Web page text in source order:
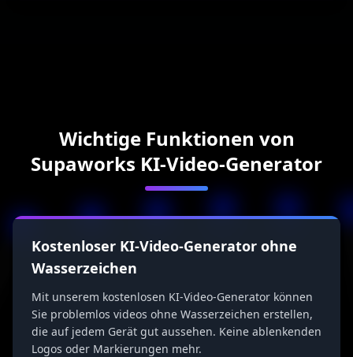
Wichtige Funktionen von
Supaworks KI-Video-Generator
Kostenloser KI-Video-Generator ohne
Wasserzeichen
Mit unserem kostenlosen KI-Video-Generator können
Sie problemlos videos ohne Wasserzeichen erstellen,
die auf jedem Gerät gut aussehen. Keine ablenkenden
Logos oder Markierungen mehr.